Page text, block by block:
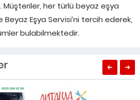
Müşteriler, her türlü beyaz eşya
Eşya Servisi’ni tercih ederek,
bulabilmektedir.